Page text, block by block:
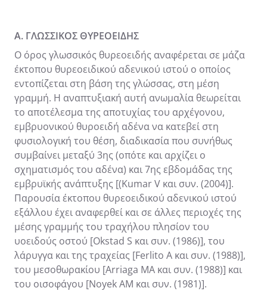
Α. ΓΛΩΣΣΙΚΟΣ ΘΥΡΕΟΕΙΔΗΣ
Ο όρος γλωσσικός θυρεοειδής αναφέρεται σε μάζα
έκτοπου θυρεοειδικού αδενικού ιστού ο οποίος
εντοπίζεται στη βάση της γλώσσας, στη μέση
γραμμή. Η αναπτυξιακή αυτή ανωμαλία θεωρείται
το αποτέλεσμα της αποτυχίας του αρχέγονου,
εμβρυονικού θυροειδή αδένα να κατεβεί στη
φυσιολογική του θέση, διαδικασία που συνήθως
συμβαίνει μεταξύ 3ης (οπότε και αρχίζει ο
σχηματισμός του αδένα) και 7ης εβδομάδας της
εμβρυϊκής ανάπτυξης [(Kumar V και συν. (2004)].
Παρουσία έκτοπου θυρεοειδικού αδενικού ιστού
εξάλλου έχει αναφερθεί και σε άλλες περιοχές της
μέσης γραμμής του τραχήλου πλησίον του
υοειδούς οστού [Okstad S και συν. (1986)], του
λάρυγγα και της τραχείας [Ferlito A και συν. (1988)],
του μεσοθωρακίου [Arriaga MA και συν. (1988)] και
του οισοφάγου [Noyek AM και συν. (1981)].